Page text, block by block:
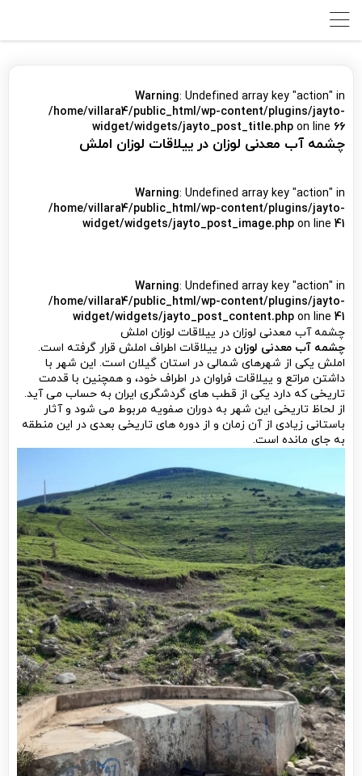
Warning: Undefined array key "action" in
/home/villara4/public_html/wp-content/plugins/jayto-
widget/widgets/jayto_post_title.php on line 66
چشمه آب معدنی لوزان در ییلاقات لوزان املش
Warning: Undefined array key "action" in
/home/villara4/public_html/wp-content/plugins/jayto-
widget/widgets/jayto_post_image.php on line 41
Warning: Undefined array key "action" in
/home/villara4/public_html/wp-content/plugins/jayto-
widget/widgets/jayto_post_content.php on line 41
چشمه آب معدنی لوزان در ییلاقات لوزان املش
چشمه آب معدنی لوزان در ییلاقات اطراف املش قرار گرفته است.
املش یکی از شهرهای شمالی در استان گیلان است. این شهر با
داشتن مراتع و ییلاقات فراوان در اطراف خود، و همچنین با قدمت
تاریخی که دارد یکی از قطب های گردشگری ایران به حساب می آید.
از لحاظ تاریخی این شهر به دوران صفویه مربوط می شود و آثار
باستانی زیادی از آن زمان و از دوره های تاریخی بعدی در این منطقه
به جای مانده است.